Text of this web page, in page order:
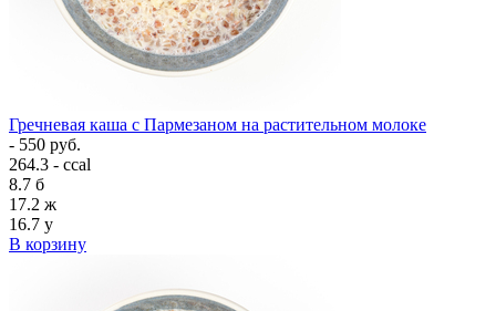
Гречневая каша с Пармезаном на растительном молоке
- 550 руб.
264.3 - ccal
8.7 б
17.2 ж
16.7 у
В корзину